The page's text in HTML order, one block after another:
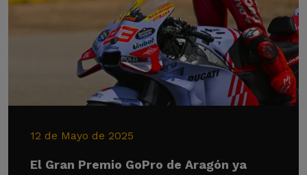
12 de Mayo de 2025
El Gran Premio GoPro de Aragón ya